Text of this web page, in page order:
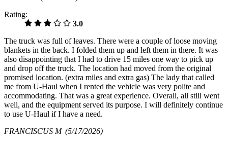
Rating:
3.0
The truck was full of leaves. There were a couple of loose moving
blankets in the back. I folded them up and left them in there. It was
also disappointing that I had to drive 15 miles one way to pick up
and drop off the truck. The location had moved from the original
promised location. (extra miles and extra gas) The lady that called
me from U-Haul when I rented the vehicle was very polite and
accommodating. That was a great experience. Overall, all still went
well, and the equipment served its purpose. I will definitely continue
to use U-Haul if I have a need.
FRANCISCUS M (5/17/2026)